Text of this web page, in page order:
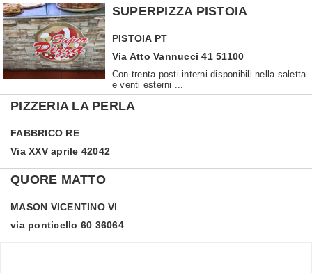
SUPERPIZZA PISTOIA
PISTOIA PT
Via Atto Vannucci 41 51100
Con trenta posti interni disponibili nella saletta
e venti esterni ...
PIZZERIA LA PERLA
FABBRICO RE
Via XXV aprile 42042
QUORE MATTO
MASON VICENTINO VI
via ponticello 60 36064